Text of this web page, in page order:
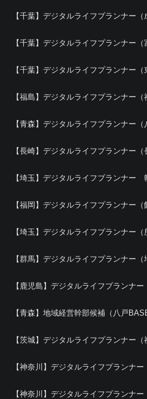
【千葉】デジタルライフプランナー（
【千葉】デジタルライフプランナー（
【千葉】デジタルライフプランナー（
【福島】デジタルライフプランナー
【青森】デジタルライフプランナー（
【長崎】デジタルライフプランナー（
【埼玉】デジタルライフプランナー
【福岡】デジタルライフプランナー（
【埼玉】デジタルライフプランナー（
【群馬】デジタルライフプランナー
【鹿児島】デジタルライフプランナー
【青森】地域経営幹部候補（八戸
【茨城】デジタルライフプランナー（
【神奈川】デジタルライフプランナー
【神奈川】デジタルライフプランナ